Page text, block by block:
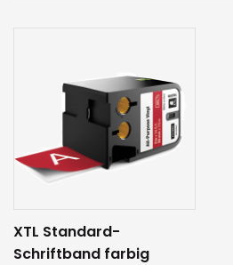
XTL Standard-
Schriftband farbig